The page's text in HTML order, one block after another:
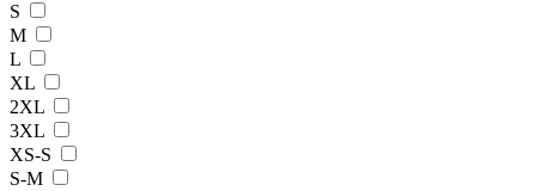
S
M
L
XL
2XL
3XL
XS-S
S-M